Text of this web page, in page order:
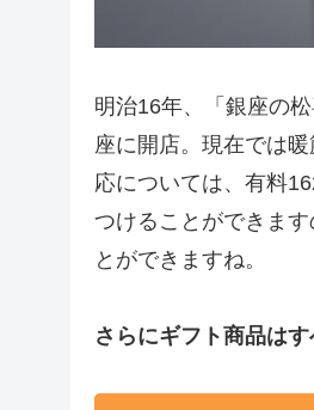
明治16年、「銀座の
座に開店。現在では
応については、有料
つけることができま
とができますね。
さらにギフト商品はす